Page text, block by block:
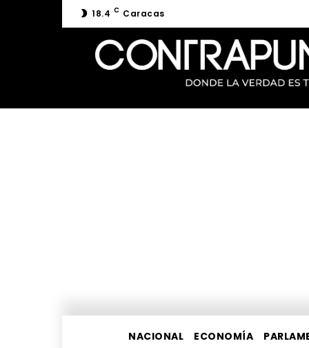
18.4 C Caracas
NACIONAL ECONOMÍA